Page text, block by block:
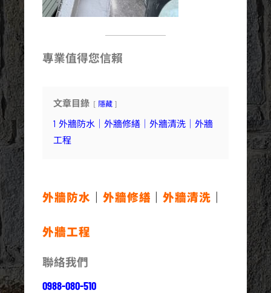
專業值得您信賴
文章目錄 隱藏
1 外牆防水｜外牆修繕｜外牆清洗｜外牆
工程
外牆防水 外牆修繕 ｜外牆清洗
外牆工程
聯絡我們
0988-080-510